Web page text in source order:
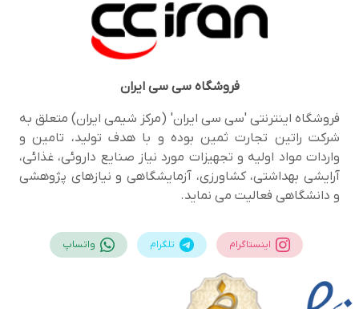
فروشگاهسی سی ایران
فروشگاه اینترنتی 'سی سی ایران' (مرکز شیمی ایران) متعلق به
شرکت راتین تجارت ثمین بوده و با هدف تولید، تامین و
واردات مواد اولیه و تجهیزات مورد نیاز صنایع داروئی، غذائی،
آرایشی بهداشتی، کشاورزی، آزمایشگاهی و نیازهای پژوهشی
و دانشگاهی فعالیت می نماید.
اینستاگرام تلگرام واتساپ